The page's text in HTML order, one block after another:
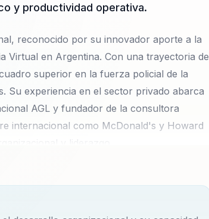
y productividad operativa.
reconocido por su innovador aporte a la
Virtual en Argentina. Con una trayectoria de
superior en la fuerza policial de la
Su experiencia en el sector privado abarca
AGL y fundador de la consultora
internacional como McDonald's y Howard
Su capacidad para combinar teoría